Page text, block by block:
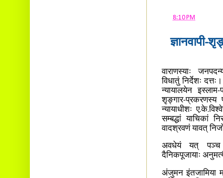
8:10 PM
ज्ञानवापी-
वाराणस्याः
विधातुं निर्देशः
न्यायालयेन इस्लाम-
शृङ्गार-प्रकरणस्य
न्‍यायाधीशः
सम्बद्धां याचिकां
वादश्रवणं यावत्
अवधेयं यत् पञ्च
दैनिकपूजायाः
अंजुमन इंतजामिया